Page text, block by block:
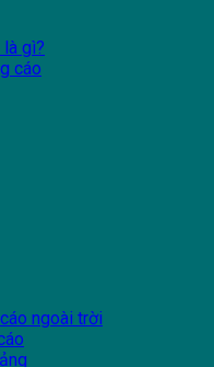
gì?
cáo
ngoài trời